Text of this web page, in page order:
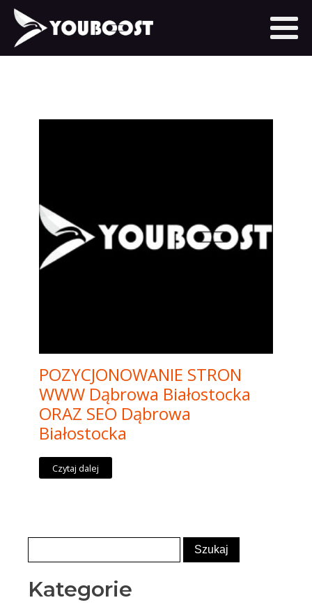
POZYCJONOWANIE STRON
WWW Dąbrowa Białostocka
ORAZ SEO Dąbrowa
Białostocka
Czytaj dalej
Kategorie